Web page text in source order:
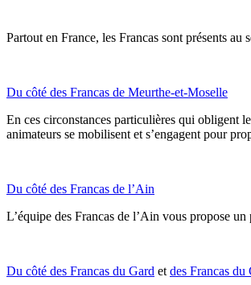
Partout en France, les Francas sont présents
Du côté des Francas de Meurthe-et-Moselle
En ces circonstances particulières qui obligent
animateurs se mobilisent et s’engagent pour
Du côté des Francas de l’Ain
L’équipe des Francas de l’Ain vous propose
Du côté des Francas du Gard et des Francas du